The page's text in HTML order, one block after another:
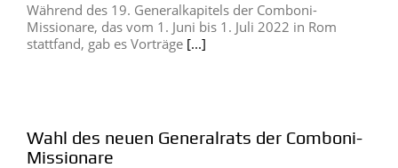
Während des 19. Generalkapitels der Comboni-
Missionare, das vom 1. Juni bis 1. Juli 2022 in Rom
stattfand, gab es Vorträge [...]
Wahl des neuen Generalrats der Comboni-
Missionare